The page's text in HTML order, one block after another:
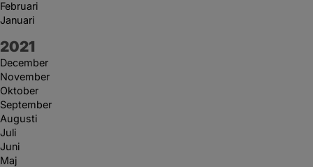
Februari
Januari
År:
2021
December
November
Oktober
September
Augusti
Juli
Juni
Maj